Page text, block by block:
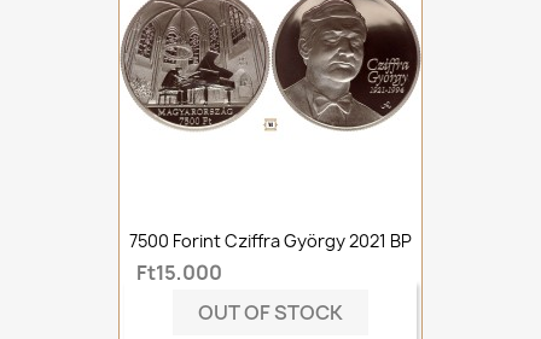
7500 Forint Cziffra György 2021 BP
Ft15,000
OUT OF STOCK